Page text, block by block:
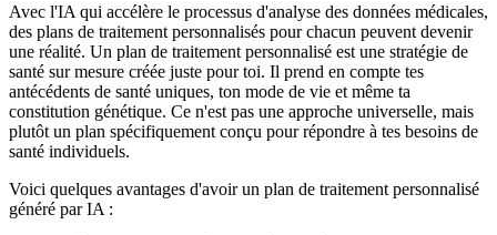
Avec l'IA qui accélère le processus d'analyse des données médicales,
des plans de traitement personnalisés pour chacun peuvent devenir
une réalité. Un plan de traitement personnalisé est une stratégie de
santé sur mesure créée juste pour toi. Il prend en compte tes
antécédents de santé uniques, ton mode de vie et même ta
constitution génétique. Ce n'est pas une approche universelle, mais
plutôt un plan spécifiquement conçu pour répondre à tes besoins de
santé individuels.
Voici quelques avantages d'avoir un plan de traitement personnalisé
généré par IA :